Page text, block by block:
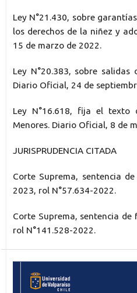
Ley N°21.430, sobre
los derechos de la niñez y
15 de marzo de 2022.
Ley N°20.383, sobre salidas
Diario Oficial, 24 de
Ley N°16.618, fija el
Menores. Diario Oficial, 8 de
JURISPRUDENCIA CITADA
Corte Suprema, sentencia
2023, rol N°57.634-2022.
Corte Suprema, sentencia
rol N°141.528-2022.